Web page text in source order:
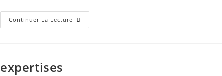
Continuer La Lecture École
Du
expertises